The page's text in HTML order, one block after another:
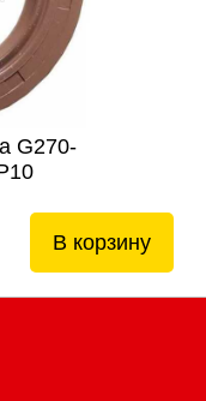
G270-
В корзину